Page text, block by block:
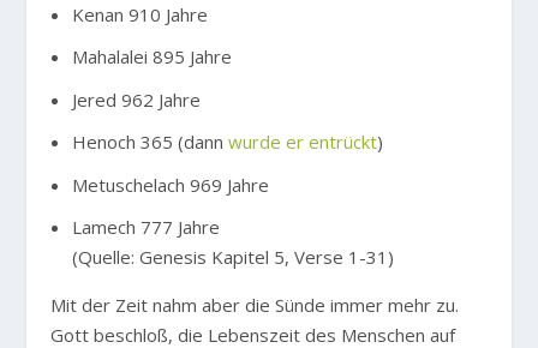
Kenan 910 Jahre
Mahalalei 895 Jahre
Jered 962 Jahre
Henoch 365 (dann wurde er entrückt)
Metuschelach 969 Jahre
Lamech 777 Jahre
(Quelle: Genesis Kapitel 5, Verse 1-31)
Mit der Zeit nahm aber die Sünde immer mehr zu.
Gott beschloß, die Lebenszeit des Menschen auf